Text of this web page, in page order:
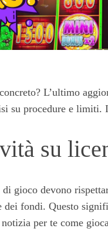
L’ultimo
su procedure e limiti.
su
gioco devono
dei fondi. Questo
notizia per te come
h
f
r